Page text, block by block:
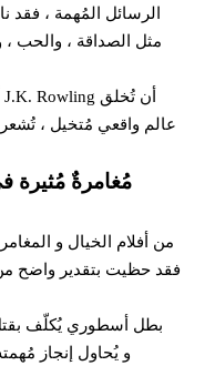
الرسائل المُهمة ، فقد
مثل الصداقة ، والحب ،
عالم واقعي مُتخيل ،
فقد حظيت بتقدير واضح